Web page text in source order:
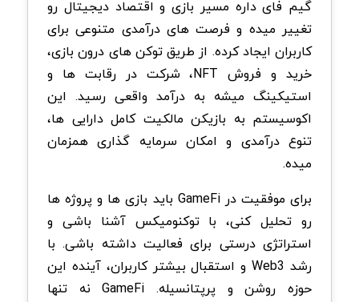
گیم فای داره مسیر بازی و اقتصاد دیجیتال رو
تغییر میده و فرصت های درآمدی متنوعی برای
کاربران ایجاد کرده. از طریق توکن های درون بازی،
خرید و فروش NFT، شرکت در رقابت ها و
استیکینگ میشه به درآمد واقعی رسید. این
اکوسیستم به بازیکن مالکیت کامل دارایی ها،
تنوع درآمدی و امکان سرمایه گذاری همزمان
میده.
برای موفقیت در GameFi باید بازی ها و پروژه ها
رو تحلیل کنی، با توکنومیکس آشنا باشی و
استراتژی درستی برای فعالیت داشته باشی. با
رشد Web3 و استقبال بیشتر کاربران، آینده این
حوزه روشن و پرپتانسیله. GameFi نه تنها